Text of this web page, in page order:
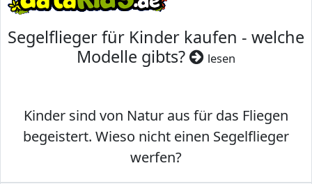
Segelflieger für Kinder kaufen - welche
Modelle gibts?
lesen
Kinder sind von Natur aus für das Fliegen
begeistert. Wieso nicht einen Segelflieger
werfen?